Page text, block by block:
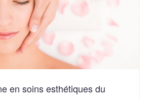
en soins esthétiques du